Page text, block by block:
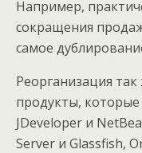
Например,
сокращения
самое
Реорганизация
продукты, которые
JDeveloper и
Server и Glassfish,